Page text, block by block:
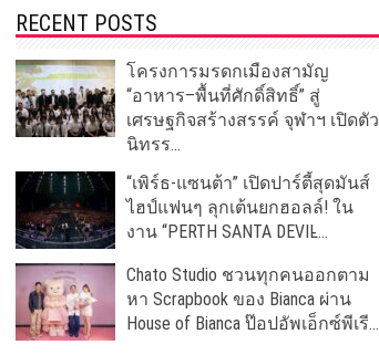
RECENT POSTS
โครงการมรดกเมืองสามัญ
“อาหาร–พื้นที่ศักดิ์สิทธิ์” สู่
เศรษฐกิจสร้างสรรค์ จุฬาฯ เปิดตัว
นิทรร...
“เพิร์ธ-แซนต้า” เปิดปาร์ตี้สุดมันส์
ไฮป์แฟนๆ ลุกเต้นยกฮอลล์! ใน
งาน “PERTH SANTA DEVIL̵...
Chato Studio ชวนทุกคนออกตาม
หา Scrapbook ของ Bianca ผ่าน
House of Bianca ป๊อปอัพเอ็กซ์พีเรี...